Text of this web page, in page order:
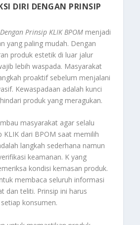
DIRI DENGAN PRINSIP
Prinsip KLIK BPOM menjadi
yang paling mudah. Dengan
produk estetik di luar jalur
lebih waspada. Masyarakat
proaktif sebelum menjalani
Kewaspadaan adalah kunci
produk yang meragukan.
masyarakat agar selalu
KLIK dari BPOM saat memilih
langkah sederhana namun
keamanan. K yang
kondisi kemasan produk.
membaca seluruh informasi
dan teliti. Prinsip ini harus
konsumen.